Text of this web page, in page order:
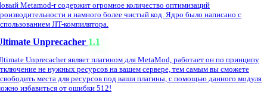
Metamod-r содержит огромное количество оптимизаций
и намного более чистый код. Ядро было написано с
JIT-компилятора.
Unprecacher 1.1
Unprecacher являет плагином для MetaMod, работает он по принципу
не нужных ресурсов на вашем сервере, тем самым вы сможете
места для ресурсов под ваши плагины, с помощью данного модуля
избавиться от ошибки 512!